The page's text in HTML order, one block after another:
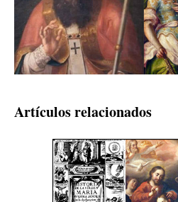
Artículos relacionados